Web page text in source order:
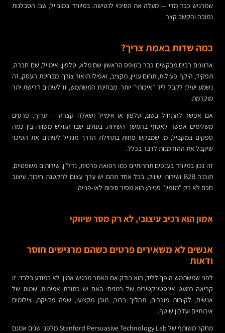
שמרגיש כבד מדי — מעלה את הסיכוי לנטישה. במיוחד במובייל, שבו הסבלנות
נמוכה והקשב קצר.
כמה שדות באמת צריך?
ארגונים רבים מבקשים כבר בטופס הראשון שם מלא, טלפון, אימייל, שם חברה,
תפקיד, היקף פעילות, תחום עניין, תקציב, ואפילו תיאור צורך. מבחינת העסק, זה
נשמע יעיל: לקבל ליד "איכותי" יותר. מבחינת המשתמש, זו לעיתים דרישת יתר
מוקדמת.
אם אפשר להתחיל בשם, טלפון או אימייל ושאלה קצרה — עדיף. פרטים
משלימים אפשר לאסוף בהמשך השיחה. בעולם שבו הגולש משווה בין כמה
ספקים במקביל, מי שמבקש פחות בתחילת הדרך מגדיל לעיתים את הסיכוי
שיקבל את ההזדמנות לדבר בכלל.
זה נכון במיוחד בענפים תחרותיים כמו רפואה פרטית, נדל"ן, שירותים משפטיים,
תוכנה B2B ושירותי שיווק. בכל אחד מהם יש ערך עצום להקטנת חיכוך. עיצוב
חכם לא רק "מזמין" פנייה; הוא מסיר סיבות לאי-פנייה.
אמון הוא רכיב עיצובי, לא רק מסר שיווקי
אנשים לא משאירים פרטים כשהם מרגישים חוסר
ודאות
לפני שמשתמש הופך לליד, הוא בודק אם האתר מרגיש אמין. לא במודע בלבד. זו
קריאה כמעט אינסטינקטיבית של רמזים: האם יש כתובת אמיתית, שמות של
אנשים, לקוחות מוכרים, תהליך ברור, תוכן מקצועי, שפה מדויקת, צילומים
איכותיים ועדכון שוטף.
מחקר משותף של Stanford Persuasive Technology Lab מלפני שנים אמנם